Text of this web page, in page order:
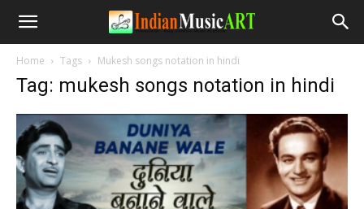
Home Tags Mukesh songs notation in hindi
Tag: mukesh songs notation in hindi